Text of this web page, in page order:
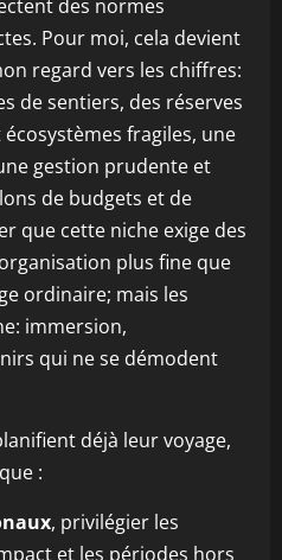
des normes
Pour moi, cela devient
regard vers les chiffres:
de sentiers, des réserves
fragiles, une
gestion prudente et
de budgets et de
que cette niche exige des
plus fine que
ordinaire; mais les
immersion,
qui ne se démodent
déjà leur voyage,
:
, privilégier les
et les périodes hors